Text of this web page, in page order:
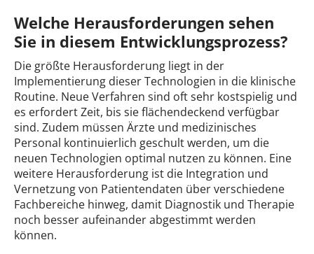
Welche Herausforderungen sehen
Sie in diesem Entwicklungsprozess?
Die größte Herausforderung liegt in der
Implementierung dieser Technologien in die klinische
Routine. Neue Verfahren sind oft sehr kostspielig und
es erfordert Zeit, bis sie flächendeckend verfügbar
sind. Zudem müssen Ärzte und medizinisches
Personal kontinuierlich geschult werden, um die
neuen Technologien optimal nutzen zu können. Eine
weitere Herausforderung ist die Integration und
Vernetzung von Patientendaten über verschiedene
Fachbereiche hinweg, damit Diagnostik und Therapie
noch besser aufeinander abgestimmt werden
können.